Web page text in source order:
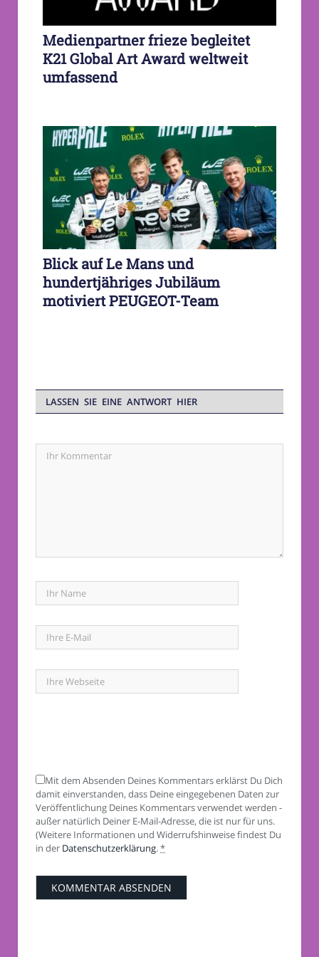
Medienpartner frieze begleitet
K21 Global Art Award weltweit
umfassend
Blick auf Le Mans und
hundertjähriges Jubiläum
motiviert PEUGEOT-Team
LASSEN SIE EINE ANTWORT HIER
Mit dem Absenden Deines Kommentars erklärst Du Dich
damit einverstanden, dass Deine eingegebenen Daten zur
Veröffentlichung Deines Kommentars verwendet werden -
außer natürlich Deiner E-Mail-Adresse, die ist nur für uns.
(Weitere Informationen und Widerrufshinweise findest Du
in der Datenschutzerklärung.*